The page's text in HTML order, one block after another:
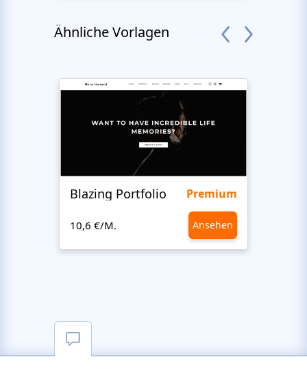
Ähnliche Vorlagen
Blazing Portfolio Premium
10,6 €/M. Ansehen